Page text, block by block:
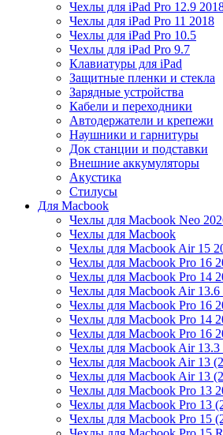
Чехлы для iPad Pro 12.9
Чехлы для iPad Pro 11 2018
Чехлы для iPad Pro 10.5
Чехлы для iPad Pro 9.7
Клавиатуры для iPad
Защитные пленки и стекла
Зарядные устройства
Кабели и переходники
Автодержатели и крепежи
Наушники и гарнитуры
Док станции и подставки
Внешние аккумуляторы
Акустика
Стилусы
Для Macbook
Чехлы для Macbook Neo
Чехлы для Macbook
Чехлы для Macbook Air 15
Чехлы для Macbook Pro 16
Чехлы для Macbook Pro 14
Чехлы для Macbook Air 13.6
Чехлы для Macbook Pro 16
Чехлы для Macbook Pro 14
Чехлы для Macbook Pro 16
Чехлы для Macbook Air 13.3
Чехлы для Macbook Air 13
Чехлы для Macbook Air 13
Чехлы для Macbook Pro 13
Чехлы для Macbook Pro 13
Чехлы для Macbook Pro 15